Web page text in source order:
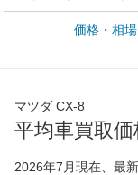
新車カタログ価格
73,850円
価格・相
マツダ CX-8
平均車買取
2026年7月現在 、最